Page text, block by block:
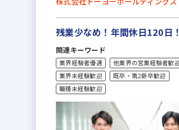
残業少なめ！年間休日120日
関連キーワード
業界経験者優遇
他業界の営業経験者歓
業界未経験歓迎
既卒・第2新卒歓迎
職種未経験歓迎